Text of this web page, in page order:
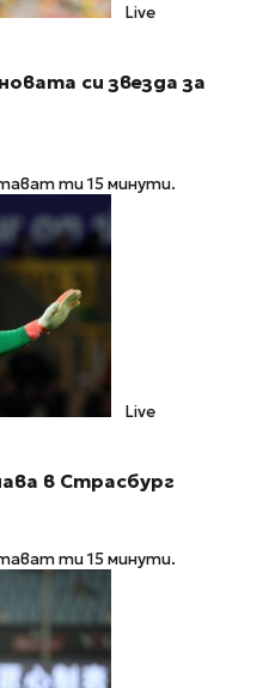
Live
си звезда за
ти 15 минути.
Live
в Страсбург
ти 15 минути.